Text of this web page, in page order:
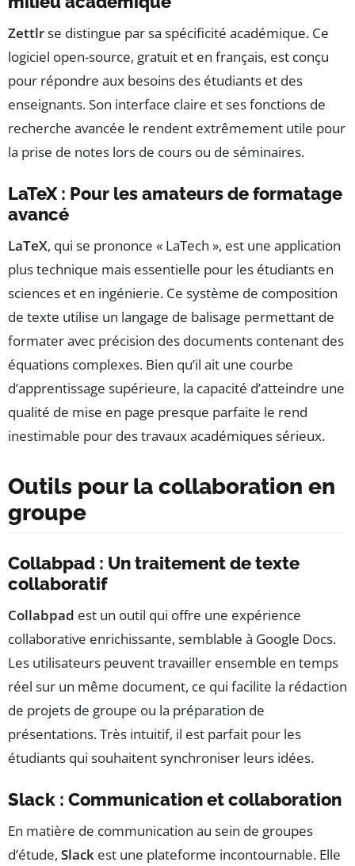
Zettlrse distingue par sa spécificité académique. Ce
logiciel open-source, gratuit et en français, est conçu
pour répondre aux besoins des étudiants et des
enseignants. Son interface claire et ses fonctions de
recherche avancée le rendent extrêmement utile pour
la prise de notes lors de cours ou de séminaires.
LaTeX : Pour les amateurs de formatage
avancé
LaTeX, qui se prononce « LaTech », est une application
plus technique mais essentielle pour les étudiants en
sciences et en ingénierie. Ce système de composition
de texte utilise un langage de balisage permettant de
formater avec précision des documents contenant des
équations complexes. Bien qu’il ait une courbe
d’apprentissage supérieure, la capacité d’atteindre une
qualité de mise en page presque parfaite le rend
inestimable pour des travaux académiques sérieux.
Outils pour la collaboration en
groupe
Collabpad : Un traitement de texte
collaboratif
Collabpad est un outil qui offre une expérience
collaborative enrichissante, semblable à Google Docs.
Les utilisateurs peuvent travailler ensemble en temps
réel sur un même document, ce qui facilite la rédaction
de projets de groupe ou la préparation de
présentations. Très intuitif, il est parfait pour les
étudiants qui souhaitent synchroniser leurs idées.
Slack : Communication et collaboration
En matière de communication au sein de groupes
d’étude, Slack est une plateforme incontournable. Elle